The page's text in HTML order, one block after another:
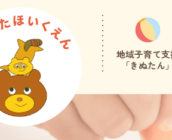
地域子育て
「きぬたん」